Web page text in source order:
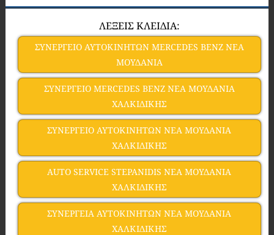
ΛΕΞΕΙΣ ΚΛΕΙΔΙΑ:
ΣΥΝΕΡΓΕΙΟ ΑΥΤΟΚΙΝΗΤΩΝ MERCEDES BENZ ΝΕΑ
ΜΟΥΔΑΝΙΑ
ΣΥΝΕΡΓΕΙΟ MERCEDES BENZ ΝΕΑ ΜΟΥΔΑΝΙΑ
ΧΑΛΚΙΔΙΚΗΣ
ΣΥΝΕΡΓΕΙΟ ΑΥΤΟΚΙΝΗΤΩΝ ΝΕΑ ΜΟΥΔΑΝΙΑ
ΧΑΛΚΙΔΙΚΗΣ
AUTO SERVICE STEPANIDIS ΝΕΑ ΜΟΥΔΑΝΙΑ
ΧΑΛΚΙΔΙΚΗΣ
ΣΥΝΕΡΓΕΙΑ ΑΥΤΟΚΙΝΗΤΩΝ ΝΕΑ ΜΟΥΔΑΝΙΑ
ΧΑΛΚΙΔΙΚΗΣ